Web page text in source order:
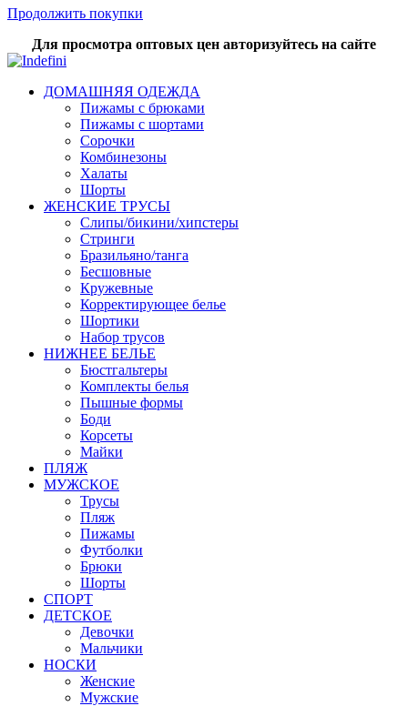
Продолжить покупки
Для просмотра оптовых цен авторизуйтесь на сайте
ДОМАШНЯЯ ОДЕЖДА
Пижамы с брюками
Пижамы с шортами
Сорочки
Комбинезоны
Халаты
Шорты
ЖЕНСКИЕ ТРУСЫ
Слипы/бикини/хипстеры
Стринги
Бразильяно/танга
Бесшовные
Кружевные
Корректирующее белье
Шортики
Набор трусов
НИЖНЕЕ БЕЛЬЕ
Бюстгальтеры
Комплекты белья
Пышные формы
Боди
Корсеты
Майки
ПЛЯЖ
МУЖСКОЕ
Трусы
Пляж
Пижамы
Футболки
Брюки
Шорты
СПОРТ
ДЕТСКОЕ
Девочки
Мальчики
НОСКИ
Женские
Мужские